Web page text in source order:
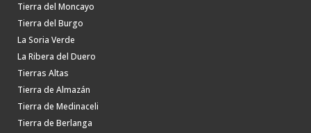
Tierra del Moncayo
Tierra del Burgo
La Soria Verde
La Ribera del Duero
Tierras Altas
Tierra de Almazán
Tierra de Medinaceli
Tierra de Berlanga